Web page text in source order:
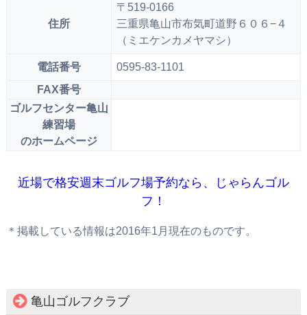
住所
〒519-0166
三重県亀山市布気町道野６０６−４
（ミエケンカメヤマシ）
電話番号
0595-83-1101
FAX番号
ゴルフセンター亀山
練習場
のホームページ
近場で格安週末ゴルフ場予約なら、じゃらんゴル
フ！
＊掲載している情報は2016年1月現在のものです。
亀山ゴルフクラブ